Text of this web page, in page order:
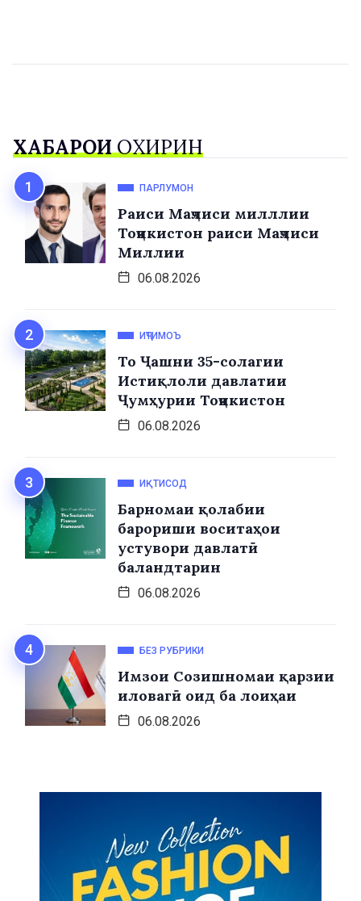
ХАБАРҲОИОХИРИН
ПАРЛУМОН
Раиси Маҷлиси милллии
Тоҷикистон раиси Маҷлиси
Миллии
06.08.2026
ИҶТИМОЪ
То Ҷашни 35-солагии
Истиқлоли давлатии
Ҷумҳурии Тоҷикистон
06.08.2026
ИҚТИСОД
Барномаи қолабии
барориши воситаҳои
устувори давлатӣ
баландтарин
06.08.2026
БЕЗ РУБРИКИ
Имзои Созишномаи қарзии
иловагӣ оид ба лоиҳаи
06.08.2026